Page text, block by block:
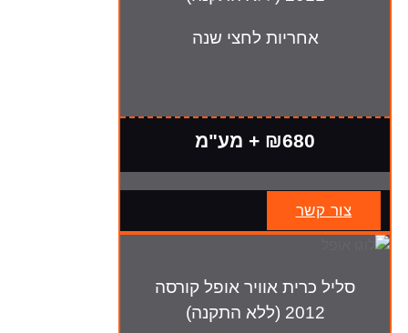
אחריות לחצי שנה
₪680 + מע"מ
צור קשר
סליל כרית אוויר אופל קורסה
2012 (ללא התקנה)